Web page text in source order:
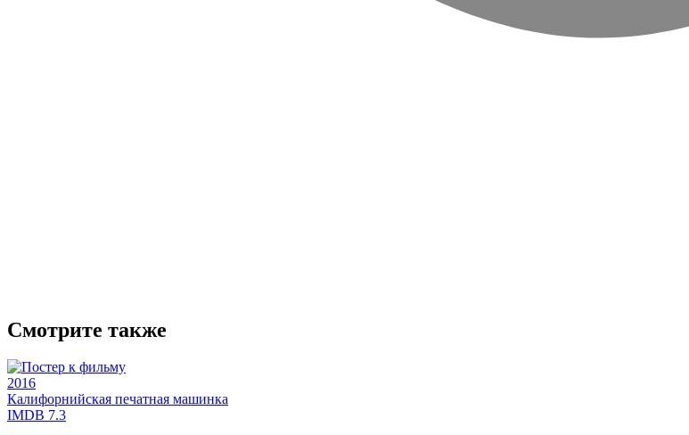
Смотрите также
2016
Калифорнийская печатная машинка
IMDB 7.3